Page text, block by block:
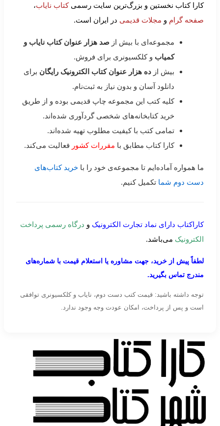
کارا کتاب نخستین و بزرگ‌ترین سایت رسمیکتاب نایاب،
صفحه گرام و مجلات قدیمی در ایران است.
مجموعه‌ای با بیش از صد هزار عنوان کتاب نایاب و
کمیاب و کلکسیونری برای فروش.
بیش از ده هزار عنوان کتاب الکترونیک رایگان برای
دانلود آسان و بدون نیاز به ثبت‌نام.
کلیه کتب این مجموعه چاپ قدیمی بوده و از طریق
خرید کتابخانه‌های شخصی گردآوری شده‌اند.
تمامی کتب با کیفیت مطلوب تهیه شده‌اند.
کارا کتاب مطابق با مقررات کشور فعالیت می‌کند.
ما همواره آماده‌ایم تا مجموعه‌ی خود را با خرید کتاب‌های
دست دوم شما تکمیل کنیم.
کاراکتاب دارای نماد تجارت الکترونیک و درگاه رسمی پرداخت
الکترونیک می‌باشد.
لطفاً پیش از خرید، جهت مشاوره یا استعلام قیمت با شماره‌های
مندرج تماس بگیرید.
توجه داشته باشید: قیمت کتب دست دوم، نایاب و کلکسیونری توافقی
است و پس از پرداخت، امکان عودت وجه وجود ندارد.